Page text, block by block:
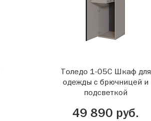
Толедо 1-05С Шкаф для
одежды с брючницей и
подсветкой
49 890 руб.